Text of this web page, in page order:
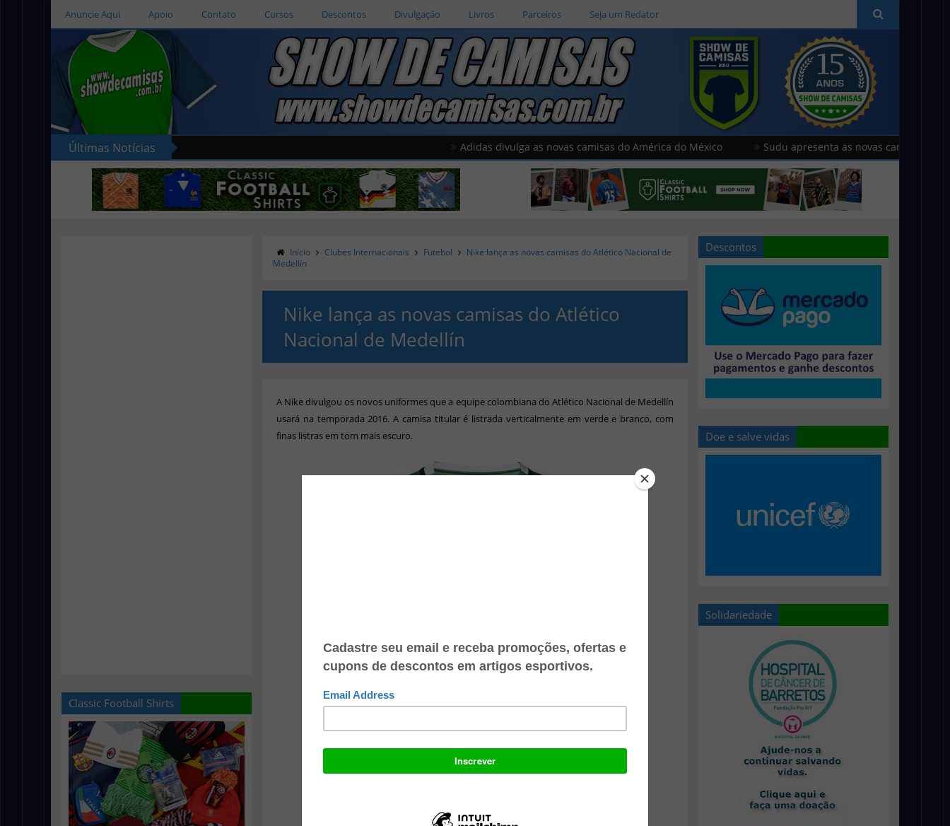
Anuncie Aqui Apoio Contato Cursos Descontos Divulgação Livros Parceiros Seja um Redator
Últimas Notícias Adidas divulga as novas camisas do América do México Sudu apresenta as novas camisas do País de
Classic Football Shirts
Início Clubes Internacionais Futebol
Nike lança as novas camisas do Atlético Nacional de
Medellín
Nike lança as novas camisas do Atlético
Nacional de Medellín
A Nike divulgou os novos uniformes que a equipe colombiana do Atlético Nacional de Medellín
usará na temporada 2016. A camisa titular é listrada verticalmente em verde e branco, com
finas listras em tom mais escuro.
Descontos
Doe e salve vidas
Solidariedade